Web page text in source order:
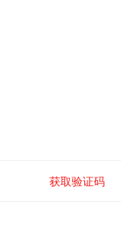
获取验证码